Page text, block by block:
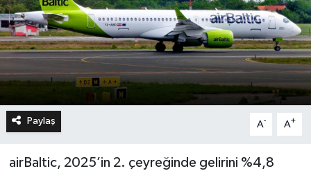
Paylaş A- A+
airBaltic, 2025’in 2. çeyreğinde gelirini %4,8